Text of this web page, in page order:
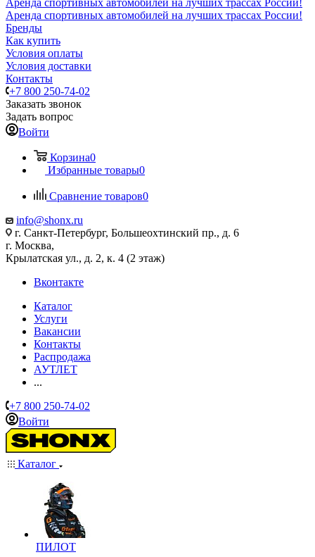
Аренда спортивных автомобилей на лучших трассах России!
Аренда спортивных автомобилей на лучших трассах России!
Бренды
Как купить
Условия оплаты
Условия доставки
Контакты
+7 800 250-74-02
Заказать звонок
Задать вопрос
Войти
Корзина0
Избранные товары0
Сравнение товаров0
info@shonx.ru
г. Санкт-Петербург, Большеохтинский пр., д. 6
г. Москва,
Крылатская ул., д. 2, к. 4 (2 этаж)
Вконтакте
Каталог
Услуги
Вакансии
Контакты
Распродажа
АУТЛЕТ
...
+7 800 250-74-02
Войти
Каталог
ПИЛОТ